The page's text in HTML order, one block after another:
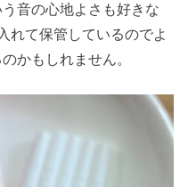
う音の心地よさも好きな
れて保管しているのでよ
かもしれません。